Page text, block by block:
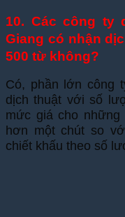
10. Các công ty
Giang có nhận
500 từ không?
Có, phần lớn công
dịch thuật với số
mức giá cho
hơn một chút so
chiết khấu theo số